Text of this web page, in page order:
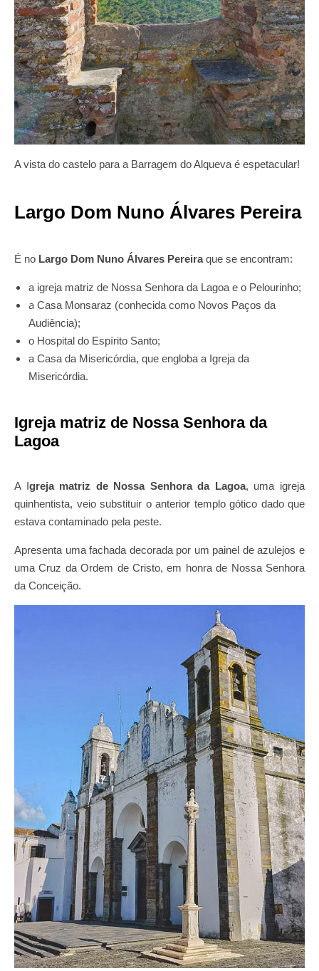
A vista do castelo para a Barragem do Alqueva é espetacular!
Largo Dom Nuno Álvares Pereira
É no Largo Dom Nuno Álvares Pereiraque se encontram:
a igreja matriz de Nossa Senhora da Lagoa e o Pelourinho;
a Casa Monsaraz (conhecida como Novos Paços da
Audiência);
o Hospital do Espírito Santo;
a Casa da Misericórdia, que engloba a Igreja da
Misericórdia.
Igreja matriz de Nossa Senhora da
Lagoa
A Igreja matriz de Nossa Senhora da Lagoa, uma igreja
quinhentista, veio substituir o anterior templo gótico dado que
estava contaminado pela peste.
Apresenta uma fachada decorada por um painel de azulejos e
uma Cruz da Ordem de Cristo, em honra de Nossa Senhora
da Conceição.